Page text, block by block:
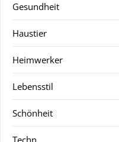
Gesundheit
Haustier
Heimwerker
Lebensstil
Schönheit